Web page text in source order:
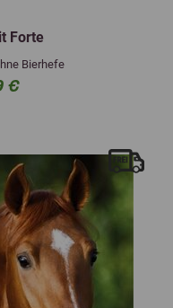
Forte
Bierhefe
€